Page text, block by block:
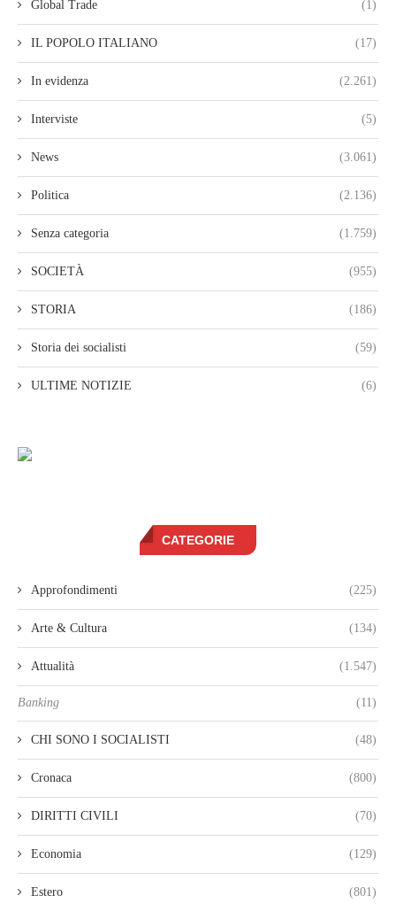
Global Trade (1)
IL POPOLO ITALIANO (17)
In evidenza (2.261)
Interviste (5)
News (3.061)
Politica (2.136)
Senza categoria (1.759)
SOCIETÀ (955)
STORIA (186)
Storia dei socialisti (59)
ULTIME NOTIZIE (6)
CATEGORIE
Approfondimenti (225)
Arte & Cultura (134)
Attualità (1.547)
Banking (11)
CHI SONO I SOCIALISTI (48)
Cronaca (800)
DIRITTI CIVILI (70)
Economia (129)
Estero (801)